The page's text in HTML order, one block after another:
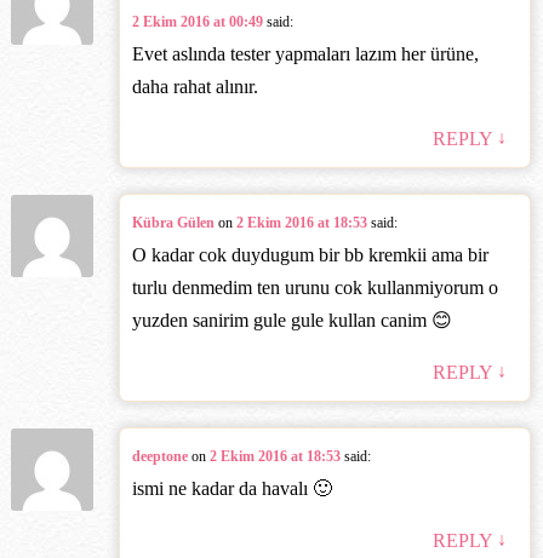
2 Ekim 2016 at 00:49 said:
Evet aslında tester yapmaları lazım her ürüne,
daha rahat alınır.
REPLY ↓
Kübra Gülen on 2 Ekim 2016 at 18:53 said:
O kadar cok duydugum bir bb kremkii ama bir
turlu denmedim ten urunu cok kullanmiyorum o
yuzden sanirim gule gule kullan canim 😊
REPLY ↓
deeptone on 2 Ekim 2016 at 18:53 said:
ismi ne kadar da havalı 🙂
REPLY ↓